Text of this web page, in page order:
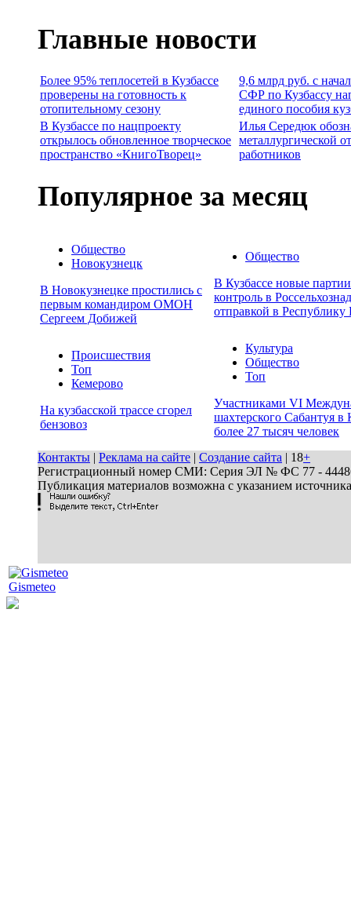
Главные новости
Более 95% теплосетей в Кузбассе
проверены на готовность к
отопительному сезону
9,6 млрд руб. с
СФР по Кузбассу
единого пособия
В Кузбассе по нацпроекту
открылось обновленное творческое
пространство «КнигоТворец»
Илья Середюк
металлургической
работников
Популярное за месяц
Общество
Новокузнецк
В Новокузнецке простились с
первым командиром ОМОН
Сергеем Добижей
Общество
В Кузбассе новые
контроль в
отправкой в Республику
Происшествия
Топ
Кемерово
На кузбасской трассе сгорел
бензовоз
Культура
Общество
Топ
Участниками VI
шахтерского Сабантуя в
более 27 тысяч человек
Контакты | Реклама на сайте | Создание сайта | 18+
Регистрационный номер СМИ: Серия ЭЛ № ФС 77 - 44486
Публикация материалов возможна с указанием
Gismeteo